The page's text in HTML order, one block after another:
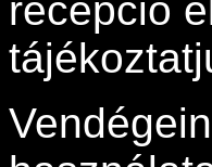
recepció